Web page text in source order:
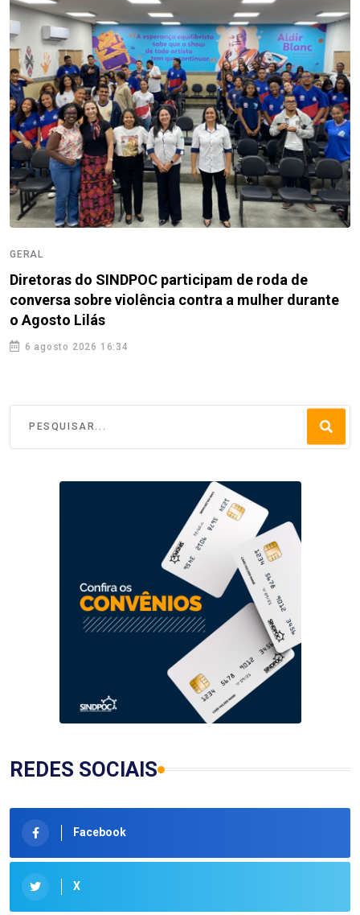
GERAL
Diretoras do SINDPOC participam de roda de
conversa sobre violência contra a mulher durante
o Agosto Lilás
6 agosto 2026 16:34
REDES SOCIAIS
Facebook
X